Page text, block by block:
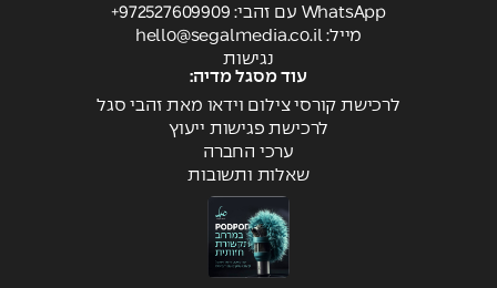
WhatsApp עם זהבי: 972527609909+
מייל: hello@segalmedia.co.il
נגישות
עוד מסגל מדיה:
לרכישת קורסי צילום וידאו מאת זהבי סגל
לרכישת פגישות ייעוץ
ערכי החברה
שאלות ותשובות